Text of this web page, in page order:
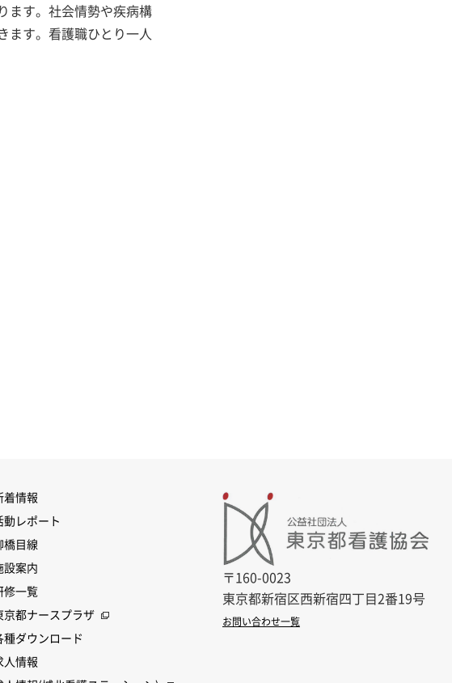
ます。社会情勢や疾病構
ます。看護職ひとり一人
着情報
動レポート
橋目線
設案内
修一覧
京都ナースプラザ
種ダウンロード
人情報
〒160-0023
東京都新宿区西新宿四丁目2番19号
お問い合わせ一覧